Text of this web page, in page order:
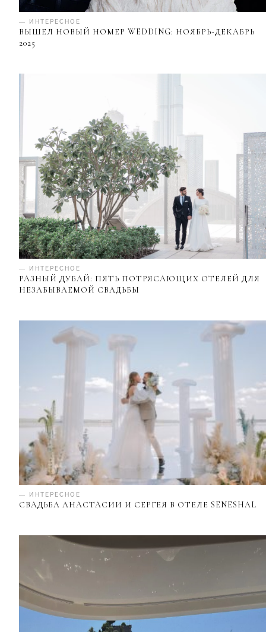
— ИНТЕРЕСНОЕ
ВЫШЕЛ НОВЫЙ НОМЕР WEDDING: НОЯБРЬ-ДЕКАБРЬ
2025
— ИНТЕРЕСНОЕ
РАЗНЫЙ ДУБАЙ: ПЯТЬ ПОТРЯСАЮЩИХ ОТЕЛЕЙ ДЛЯ
НЕЗАБЫВАЕМОЙ СВАДЬБЫ
— ИНТЕРЕСНОЕ
СВАДЬБА АНАСТАСИИ И СЕРГЕЯ В ОТЕЛЕ SENESHAL